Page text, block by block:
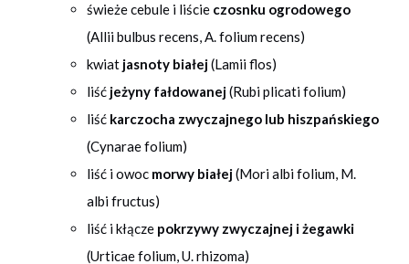
świeże cebule i liście czosnku ogrodowego
(Allii bulbus recens, A. folium recens)
kwiat jasnoty białej(Lamii flos)
liść jeżyny fałdowanej(Rubi plicati folium)
liść karczocha zwyczajnego lub hiszpańskiego
(Cynarae folium)
liść i owoc morwy białej(Mori albi folium, M.
albi fructus)
liść i kłącze pokrzywy zwyczajnej i żegawki
(Urticae folium, U. rhizoma)